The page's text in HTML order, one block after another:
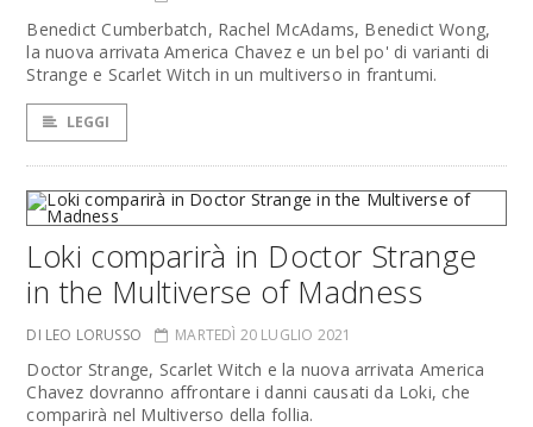
Benedict Cumberbatch, Rachel McAdams, Benedict Wong,
la nuova arrivata America Chavez e un bel po' di varianti di
Strange e Scarlet Witch in un multiverso in frantumi.
LEGGI
Loki comparirà in Doctor Strange
in the Multiverse of Madness
DI LEO LORUSSO MARTEDÌ 20 LUGLIO 2021
Doctor Strange, Scarlet Witch e la nuova arrivata America
Chavez dovranno affrontare i danni causati da Loki, che
comparirà nel Multiverso della follia.